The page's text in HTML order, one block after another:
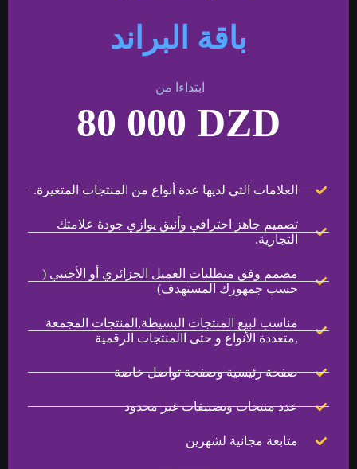
باقة البراند
ابتداءا من
80 000 DZD
العلامات التي لديها عدة أنواع من المنتجات المتغيرة.
تصميم جاهز احترافي وأنيق يوازي جودة علامتك
التجارية.
مصمم وفق متطلبات العميل الجزائري أو الأجنبي (
حسب جمهورك المستهدف)
مناسب لبيع المنتجات البسيطة,المنتجات المجمعة
,متعددة الأنواع و حتى االمنتجات الرقمية
صفحة رئيسية وصفحة تواصل خاصة
عدد منتجات وتصنيفات غير محدود
متابعة مجانية لشهرين